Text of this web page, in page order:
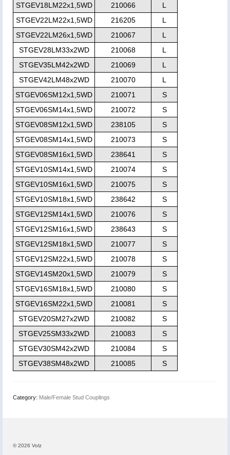
STGEV18LM22x1,5WD
210066
L
STGEV22LM22x1,5WD
216205
L
STGEV22LM26x1,5WD
210067
L
STGEV28LM33x2WD
210068
L
STGEV35LM42x2WD
210069
L
STGEV42LM48x2WD
210070
L
STGEV06SM12x1,5WD
210071
S
STGEV06SM14x1,5WD
210072
S
STGEV08SM12x1,5WD
238105
S
STGEV08SM14x1,5WD
210073
S
STGEV08SM16x1,5WD
238641
S
STGEV10SM14x1,5WD
210074
S
STGEV10SM16x1,5WD
210075
S
STGEV10SM18x1,5WD
238642
S
STGEV12SM14x1,5WD
210076
S
STGEV12SM16x1,5WD
238643
S
STGEV12SM18x1,5WD
210077
S
STGEV12SM22x1,5WD
210078
S
STGEV14SM20x1,5WD
210079
S
STGEV16SM18x1,5WD
210080
S
STGEV16SM22x1,5WD
210081
S
STGEV20SM27x2WD
210082
S
STGEV25SM33x2WD
210083
S
STGEV30SM42x2WD
210084
S
STGEV38SM48x2WD
210085 S
Category: Male/Female Stud Couplings
© 2026 Volz